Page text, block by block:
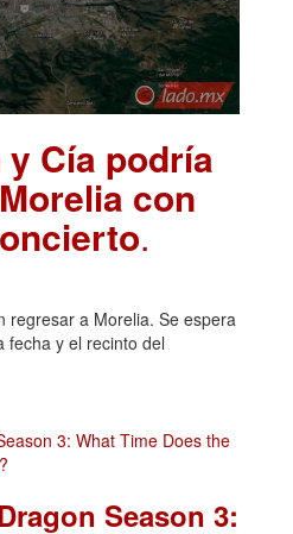
Cía podría
con
.
regresar a Morelia. Se espera
fecha y el recinto del
Season 3: